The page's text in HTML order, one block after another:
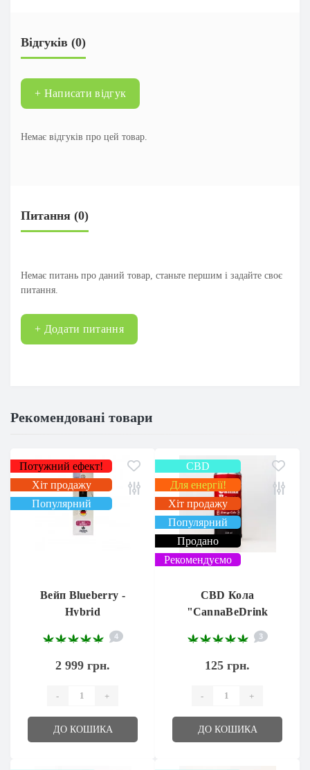
Відгуків (0)
+ Написати відгук
Немає відгуків про цей товар.
Питання (0)
Немає питань про даний товар, станьте першим і задайте своє
питання.
+ Додати питання
Рекомендовані товари
Потужний ефект!
Хіт продажу
Популярний
Вейп Blueberry -
Hybrid
4
2 999 грн.
- +
ДО КОШИКА
CBD
Для енергії!
Хіт продажу
Популярний
Продано
Рекомендуємо
CBD Кола
"CannaBeDrink
3
125 грн.
- +
ДО КОШИКА